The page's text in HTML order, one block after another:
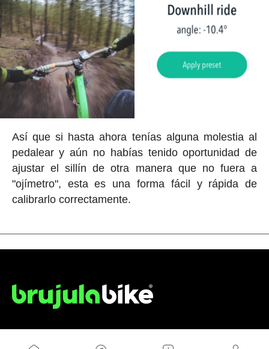
Así que si hasta ahora tenías alguna molestia al
pedalear y aún no habías tenido oportunidad de
ajustar el sillín de otra manera que no fuera a
"ojímetro", esta es una forma fácil y rápida de
calibrarlo correctamente.
NOSOTROS